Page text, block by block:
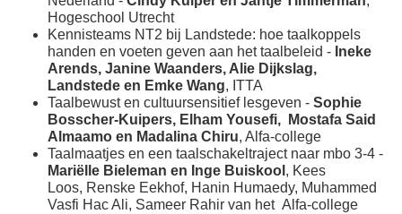
Hogeschool Utrecht
Kennisteams NT2 bij Landstede: hoe taalkoppels
handen en voeten geven aan het taalbeleid - Ineke
Arends, Janine Waanders, Alie Dijkslag,
Landstede en Emke Wang, ITTA
Taalbewust en cultuursensitief lesgeven -Sophie
Bosscher-Kuipers, Elham Yousefi, Mostafa Said
Almaamo en Madalina Chiru, Alfa-college
Taalmaatjes en een taalschakeltraject naar mbo 3-4 -
Mariëlle Bieleman en Inge Buiskool , Kees
Loos, Renske Eekhof, Hanin Humaedy, Muhammed
Vasfi Hac Ali, Sameer Rahir van het Alfa-college